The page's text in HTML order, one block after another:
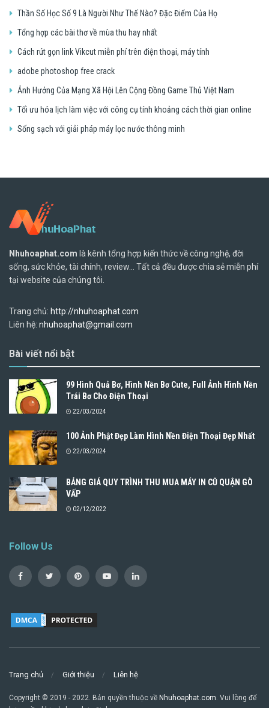
Thần Số Học Số 9 Là Người Như Thế Nào? Đặc Điểm Của Họ
Tổng hợp các bài thơ về mùa thu hay nhất
Cách rút gọn link Vikcut miễn phí trên điện thoại, máy tính
adobe photoshop free crack
Ảnh Hưởng Của Mạng Xã Hội Lên Cộng Đồng Game Thủ Việt Nam
Tối ưu hóa lịch làm việc với công cụ tính khoảng cách thời gian online
Sống sạch với giải pháp máy lọc nước thông minh
Nhuhoaphat.com là kênh tổng hợp kiến thức về công nghệ, đời
sống, sức khỏe, tài chính, review... Tất cả đều được chia sẻ miễn phí
tại website của chúng tôi.
Trang chủ: http://nhuhoaphat.com
Liên hệ: nhuhoaphat@gmail.com
Bài viết nổi bật
99 Hình Quả Bơ, Hình Nền Bơ Cute, Full Ảnh Hình Nền
Trái Bơ Cho Điện Thoại
22/03/2024
100 Ảnh Phật Đẹp Làm Hình Nền Điện Thoại Đẹp Nhất
22/03/2024
BẢNG GIÁ QUY TRÌNH THU MUA MÁY IN CŨ QUẬN GÒ
VẤP
02/12/2022
Follow Us
Trang chủ Giới thiệu Liên hệ
Copyright © 2019 - 2022. Bản quyền thuộc về Nhuhoaphat.com. Vui lòng để